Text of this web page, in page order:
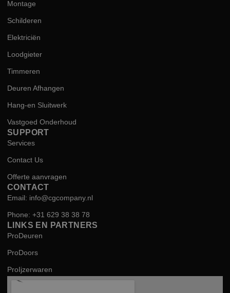
Montage
Schilderen
Elektriciën
Loodgieter
Timmeren
Deuren Afhangen
Hang-en Sluitwerk
Vastgoed Onderhoud
SUPPORT
Services
Contact Us
Offerte aanvragen
CONTACT
Email: info@cgcompany.nl
Phone: +31 629 38 38 78
LINKS EN PARTNERS
ProDeuren
ProDoors
ProIjzerwaren